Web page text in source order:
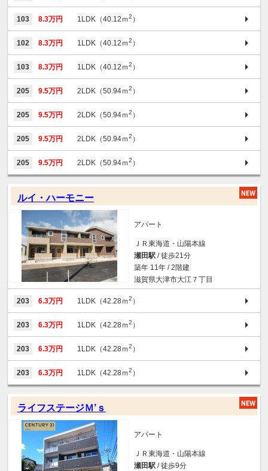
103 8.3万円 1LDK（40.12ｍ2 ）
102 8.3万円 1LDK（40.12ｍ2 ）
103 8.3万円 1LDK（40.12ｍ2 ）
205 9.5万円 2LDK（50.94ｍ2 ）
205 9.5万円 2LDK（50.94ｍ2 ）
205 9.5万円 2LDK（50.94ｍ2 ）
205 9.5万円 2LDK（50.94ｍ2 ）
ルイ・ハーモニー
アパート
ＪＲ東海道・山陽本線
瀬田駅 / 徒歩21分
築年 11年 / 2階建
滋賀県大津市大江７丁目
203 6.3万円 1LDK（42.28ｍ2 ）
203 6.3万円 1LDK（42.28ｍ2 ）
203 6.3万円 1LDK（42.28ｍ2 ）
203 6.3万円 1LDK（42.28ｍ2 ）
ライフステージＭ’ｓ
アパート
ＪＲ東海道・山陽本線
瀬田駅 / 徒歩9分